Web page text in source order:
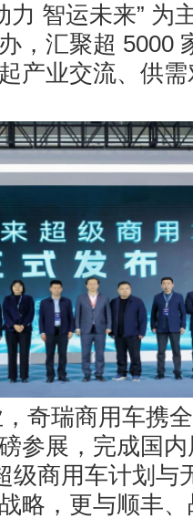
力 智运未来” 为
，汇聚超 5000
产业交流、供
奇瑞商用车携
参展，完成国
级商用车计划与
略，更与顺丰